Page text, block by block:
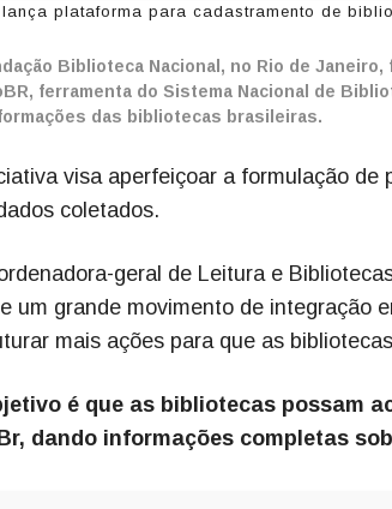
lança plataforma para cadastramento de
Biblioteca Nacional, no Rio de
ferramenta do Sistema Nacional de
das bibliotecas brasileiras.
visa aperfeiçoar a formulação
coletados.
geral de Leitura e
um grande movimento de integração
mais ações para que as
é que as bibliotecas possam
dando informações completas